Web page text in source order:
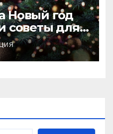
Новый год
советы для